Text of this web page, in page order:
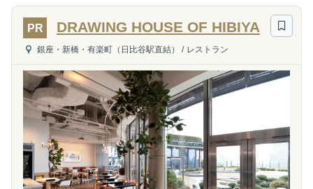
PR DRAWING HOUSE OF HIBIYA
銀座・新橋・有楽町（日比谷駅直結） / レストラン